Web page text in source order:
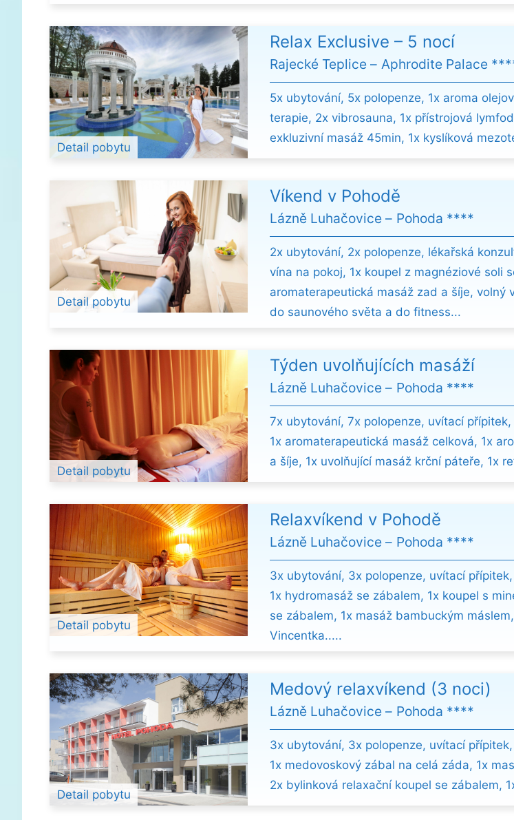
Relax Exclusive – 5 nocí
Rajecké Teplice Aphrodite Palace
5x ubytování, 5x polopenze, 1x aroma
terapie, 2x vibrosauna, 1x přístrojová
exkluzivní masáž 45min, 1x kyslíková
Detail pobytu
Víkend v Pohodě
Lázně Luhačovice Pohoda ****
2x ubytování, 2x polopenze, lékařská
vína na pokoj, 1x koupel z magnéziové soli
aromaterapeutická masáž zad a šíje, volný
do saunového světa a do fitness...
Detail pobytu
Týden uvolňujících masáží
Lázně Luhačovice Pohoda ****
7x ubytování, 7x polopenze, uvítací
1x aromaterapeutická masáž celková, 1x
a šíje, 1x uvolňující masáž krční páteře, 1x
Detail pobytu
Relaxvíkend v Pohodě
Lázně Luhačovice Pohoda ****
3x ubytování, 3x polopenze, uvítací
1x hydromasáž se zábalem, 1x koupel s
se zábalem, 1x masáž bambuckým
Vincentka.....
Detail pobytu
Medový relaxvíkend (3 noci)
Lázně Luhačovice Pohoda ****
3x ubytování, 3x polopenze, uvítací
1x medovoskový zábal na celá záda, 1x
2x bylinková relaxační koupel se zábalem,
Detail pobytu